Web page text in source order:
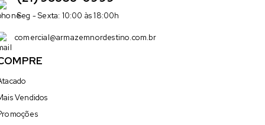
Seg - Sexta: 10:00 às 18:00h
comercial@armazemnordestino.com.br
Vendidos